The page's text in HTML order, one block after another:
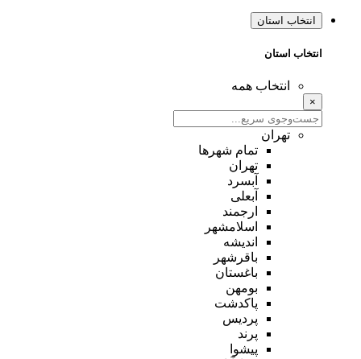
انتخاب استان
انتخاب استان
انتخاب همه
×
تهران
تمام شهر‌ها
تهران
آبسرد
آبعلی
ارجمند
اسلامشهر
اندیشه
باقرشهر
باغستان
بومهن
پاکدشت
پردیس
پرند
پیشوا